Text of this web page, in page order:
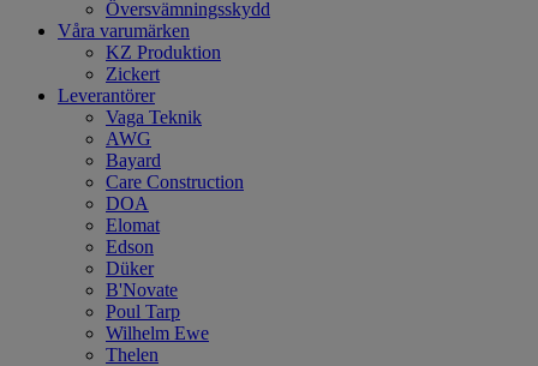
Översvämningsskydd
Våra varumärken
KZ Produktion
Zickert
Leverantörer
Vaga Teknik
AWG
Bayard
Care Construction
DOA
Elomat
Edson
Düker
B'Novate
Poul Tarp
Wilhelm Ewe
Thelen